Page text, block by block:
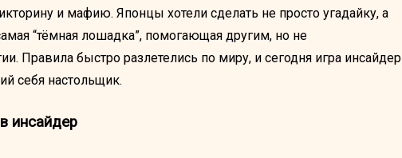
и мафию. Японцы хотели сделать не просто угадайку, а
“тёмная лошадка”, помогающая другим, но не
Правила быстро разлетелись по миру, и сегодня игра инсайдер
себя настольщик.
инсайдер